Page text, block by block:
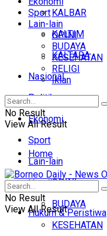
KALBAR
KALTIM
KALTARA
Nasional
Politik
Ekonomi
Sport
Lain-lain
OPINI
BUDAYA
KESEHATAN
Sport
Lain-lain
OPINI
BUDAYA
KESEHATAN
RELIGI
Iklan
No Result
View All Result
Home
Headline
Hukum & Peristiwa
No Result
View All Result